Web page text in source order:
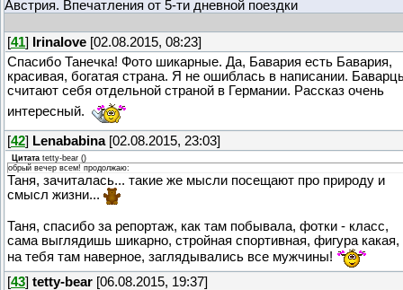
Австрия. Впечатления от 5-ти дневной поездки
[41] Irinalove [02.08.2015, 08:23]
Спасибо Танечка! Фото шикарные. Да, Бавария есть Бавария,
красивая, богатая страна. Я не ошиблась в написании.
считают себя отдельной страной в Германии. Рассказ очень
интересный.
[42] Lenababina[02.08.2015, 23:03]
Цитата tetty-bear ()
обрый вечер всем! продолжаю:
Таня, зачиталась... такие же мысли посещают про природу и
смысл жизни...
Таня, спасибо за репортаж, как там побывала, фотки - класс,
сама выглядишь шикарно, стройная спортивная, фигура какая,
на тебя там наверное, заглядывались все мужчины!
[43] tetty-bear [06.08.2015, 19:37]